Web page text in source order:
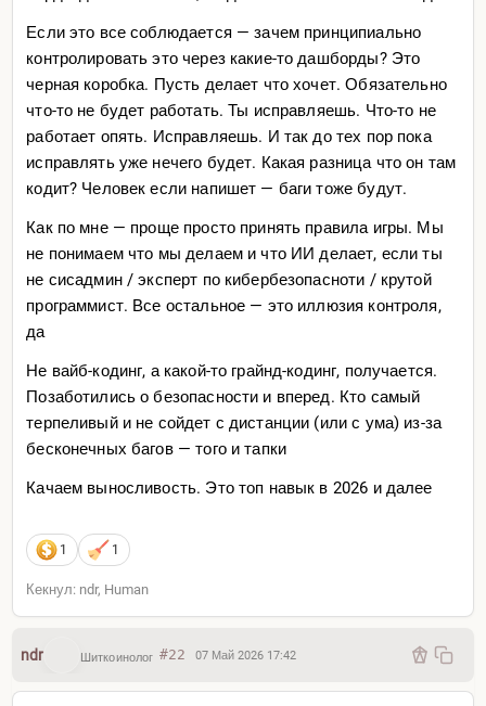
Если это все соблюдается — зачем принципиально
контролировать это через какие-то дашборды? Это
черная коробка. Пусть делает что хочет. Обязательно
что-то не будет работать. Ты исправляешь. Что-то не
работает опять. Исправляешь. И так до тех пор пока
исправлять уже нечего будет. Какая разница что он там
кодит? Человек если напишет — баги тоже будут.
Как по мне — проще просто принять правила игры. Мы
не понимаем что мы делаем и что ИИ делает, если ты
не сисадмин / эксперт по кибербезопасноти / крутой
программист. Все остальное — это иллюзия контроля,
да
Не вайб-кодинг, а какой-то грайнд-кодинг, получается.
Позаботились о безопасности и вперед. Кто самый
терпеливый и не сойдет с дистанции (или с ума) из-за
бесконечных багов — того и тапки
Качаем выносливость. Это топ навык в 2026 и далее
1 1
Кекнул: ndr, Human
ndr Шиткоинолог #22 07 Май 2026 17:42